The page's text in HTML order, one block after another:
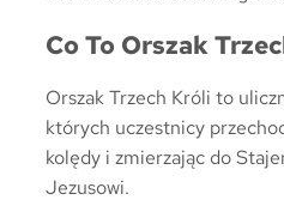
Co To Orszak
Orszak Trzech Króli to
których uczestnicy
kolędy i zmierzając do
Jezusowi.